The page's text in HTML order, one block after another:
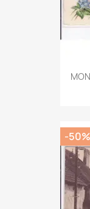
-50%